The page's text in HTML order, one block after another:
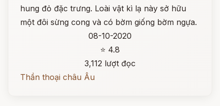
hung đỏ đặc trưng. Loài vật kì lạ này sở hữu
một đôi sừng cong và có bờm giống bờm ngựa.
08-10-2020
⭐ 4.8
3,112 lượt đọc
Thần thoại châu Âu